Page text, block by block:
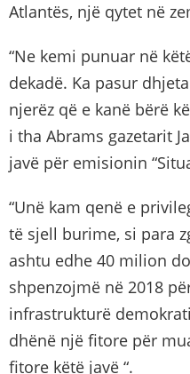
Atlantës, një qytet në
“Ne kemi punuar në
dekadë. Ka pasur
njerëz që e kanë bërë
i tha Abrams gazetarit
javë për emisionin
“Unë kam qenë e
të sjell burime, si para
ashtu edhe 40 milion
shpenzojmë në 2018
infrastrukturë
dhënë një fitore për
fitore këtë javë “.